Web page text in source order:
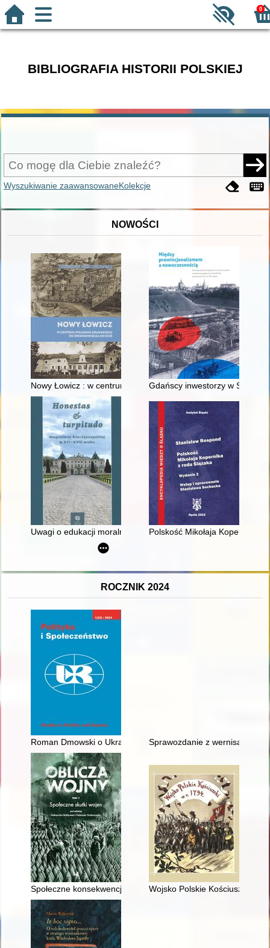
0
BIBLIOGRAFIA HISTORII POLSKIEJ
Wyszukiwanie zaawansowaneKolekcje
NOWOŚCI
Nowy Łowicz : w centrum poligonu drawskiego od
Gdańscy inwestorzy w
Uwagi o edukacji moralnej synów szlacheckich w XVI-
Polskość Mikołaja Kopernika z
ROCZNIK 2024
Roman Dmowski o Ukrainie : profetyczna projekcja realizmu
Sprawozdanie z wernisażu
Społeczne konsekwencje niewoli wojennej w późnym
Wojsko Polskie Kościuszki w